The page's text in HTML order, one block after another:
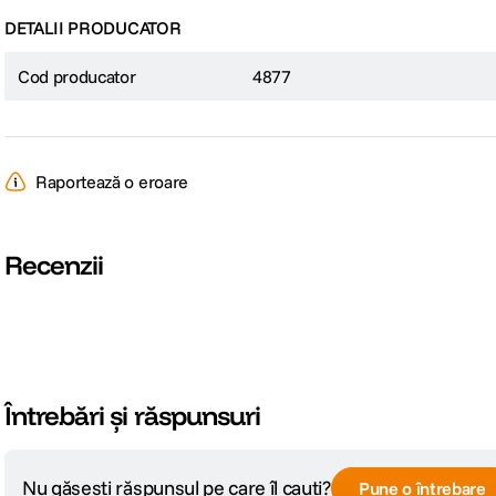
DETALII PRODUCATOR
Cod producator 4877
Raportează o eroare
Recenzii
Întrebări și răspunsuri
Nu găsești răspunsul pe care îl cauți? Pune o întrebare